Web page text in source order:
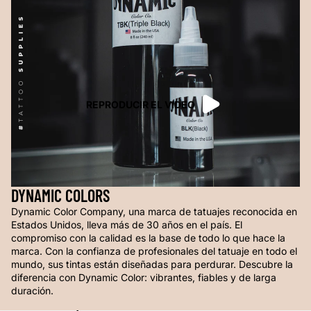
REPRODUCIR EL VIDEO
DYNAMIC COLORS
Dynamic Color Company, una marca de tatuajes reconocida en
Estados Unidos, lleva más de 30 años en el país. El
compromiso con la calidad es la base de todo lo que hace la
marca. Con la confianza de profesionales del tatuaje en todo el
mundo, sus tintas están diseñadas para perdurar. Descubre la
diferencia con Dynamic Color: vibrantes, fiables y de larga
duración.